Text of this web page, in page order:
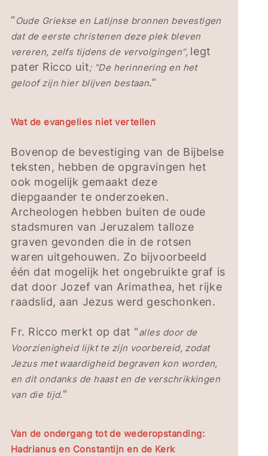
“Oude Griekse en Latijnse bronnen bevestigen
dat de eerste christenen deze plek bleven
vereren, zelfs tijdens de vervolgingen”, legt
pater Ricco uit; “De herinnering en het
geloof zijn hier blijven bestaan.”
Wat de evangelies niet vertellen
Bovenop de bevestiging van de Bijbelse
teksten, hebben de opgravingen het
ook mogelijk gemaakt deze
diepgaander te onderzoeken.
Archeologen hebben buiten de oude
stadsmuren van Jeruzalem talloze
graven gevonden die in de rotsen
waren uitgehouwen. Zo bijvoorbeeld
één dat mogelijk het ongebruikte graf is
dat door Jozef van Arimathea, het rijke
raadslid, aan Jezus werd geschonken.
Fr. Ricco merkt op dat "alles door de
Voorzienigheid lijkt te zijn voorbereid, zodat
Jezus met waardigheid begraven kon worden,
en dit ondanks de haast en de verschrikkingen
van die tijd."
Van de ondergang tot de wederopstanding:
Hadrianus en Constantijn en de Kerk